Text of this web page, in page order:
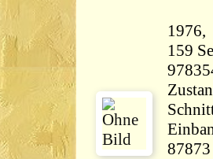
159 Seiten
87873